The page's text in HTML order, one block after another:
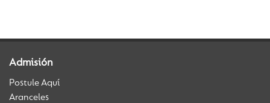
Admisión
Postule Aquí
Aranceles